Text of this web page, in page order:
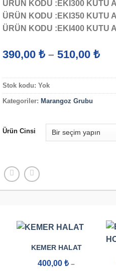
ÜRÜN KODU :EKI300 KUTU
ÜRÜN KODU :EKI350 KUTU
ÜRÜN KODU :EKI400 KUTU
390,00₺ –510,00₺
-
Stok kodu:Yok
Kategoriler: Marangoz Grubu
Ürün Cinsi
KEMER HALAT
400,00₺ –